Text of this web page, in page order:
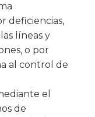
deficiencias,
líneas y
o por
al control de
el
de